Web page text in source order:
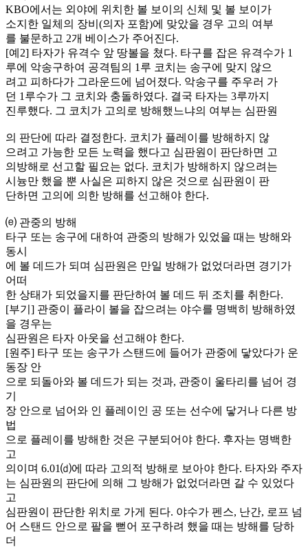
KBO에서는 외야에 위치한 볼 보이의 신체 및 볼 보이가
소지한 일체의 장비(의자 포함)에 맞았을 경우 고의 여부
를 불문하고 2개 베이스가 주어진다.
[예2] 타자가 유격수 앞 땅볼을 쳤다. 타구를 잡은 유격수가 1
루에 악송구하여 공격팀의 1루 코치는 송구에 맞지 않으
려고 피하다가 그라운드에 넘어졌다. 악송구를 주우러 가
던 1루수가 그 코치와 충돌하였다. 결국 타자는 3루까지
진루했다. 그 코치가 고의로 방해했느냐의 여부는 심판원
의 판단에 따라 결정한다. 코치가 플레이를 방해하지 않
으려고 가능한 모든 노력을 했다고 심판원이 판단하면 고
의방해로 선고할 필요는 없다. 코치가 방해하지 않으려는
시늉만 했을 뿐 사실은 피하지 않은 것으로 심판원이 판
단하면 고의에 의한 방해를 선고해야 한다.
⒠ 관중의 방해
타구 또는 송구에 대하여 관중의 방해가 있었을 때는 방해와
동시
에 볼 데드가 되며 심판원은 만일 방해가 없었더라면 경기가
어떠
한 상태가 되었을지를 판단하여 볼 데드 뒤 조치를 취한다.
[부기] 관중이 플라이 볼을 잡으려는 야수를 명백히 방해하였
을 경우는
심판원은 타자 아웃을 선고해야 한다.
[원주] 타구 또는 송구가 스탠드에 들어가 관중에 닿았다가 운
동장 안
으로 되돌아와 볼 데드가 되는 것과, 관중이 울타리를 넘어 경
기
장 안으로 넘어와 인 플레이인 공 또는 선수에 닿거나 다른 방
법
으로 플레이를 방해한 것은 구분되어야 한다. 후자는 명백한
고
의이며 6.01⒟에 따라 고의적 방해로 보아야 한다. 타자와 주자
는 심판원의 판단에 의해 그 방해가 없었더라면 갈 수 있었다
고
심판원이 판단한 위치로 가게 된다. 야수가 펜스, 난간, 로프 넘
어 스탠드 안으로 팔을 뻗어 포구하려 했을 때는 방해를 당하
더